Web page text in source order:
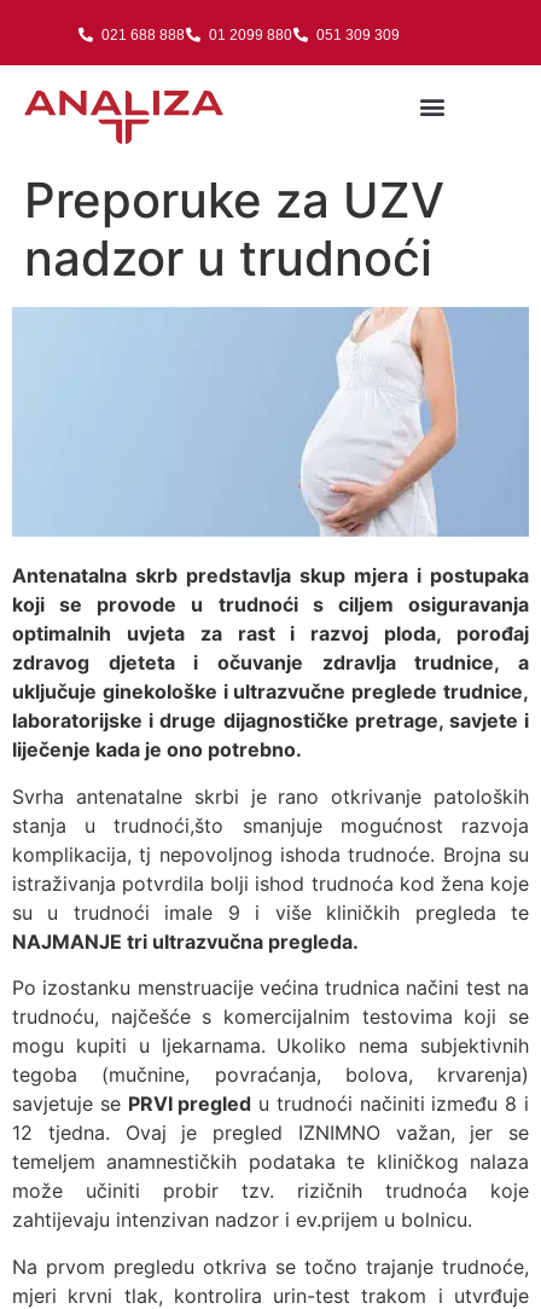
021 688 888 01 2099 880 051 309 309
Preporuke za UZV
nadzor u trudnoći
Antenatalna skrb predstavlja skup mjera i postupaka
koji se provode u trudnoći s ciljem osiguravanja
optimalnih uvjeta za rast i razvoj ploda, porođaj
zdravog djeteta i očuvanje zdravlja trudnice, a
uključuje ginekološke i ultrazvučne preglede trudnice,
laboratorijske i druge dijagnostičke pretrage, savjete i
liječenje kada je ono potrebno.
Svrha antenatalne skrbi je rano otkrivanje patoloških
stanja u trudnoći,što smanjuje mogućnost razvoja
komplikacija, tj nepovoljnog ishoda trudnoće. Brojna su
istraživanja potvrdila bolji ishod trudnoća kod žena koje
su u trudnoći imale 9 i više kliničkih pregleda te
NAJMANJE tri ultrazvučna pregleda.
Po izostanku menstruacije većina trudnica načini test na
trudnoću, najčešće s komercijalnim testovima koji se
mogu kupiti u ljekarnama. Ukoliko nema subjektivnih
tegoba (mučnine, povraćanja, bolova, krvarenja)
savjetuje se PRVI pregled u trudnoći načiniti između 8 i
12 tjedna. Ovaj je pregled IZNIMNO važan, jer se
temeljem anamnestičkih podataka te kliničkog nalaza
može učiniti probir tzv. rizičnih trudnoća koje
zahtijevaju intenzivan nadzor i ev.prijem u bolnicu.
Na prvom pregledu otkriva se točno trajanje trudnoće,
mjeri krvni tlak, kontrolira urin-test trakom i utvrđuje